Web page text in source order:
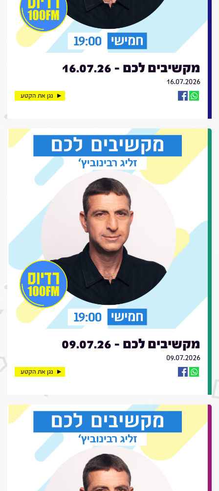
מקשיבים לכם - 16.07.26
16.07.2026
נגן את הקטע
מקשיבים לכם - 09.07.26
09.07.2026
נגן את הקטע